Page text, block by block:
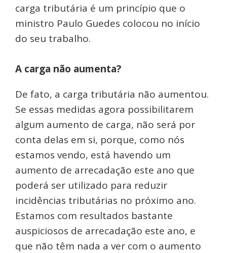
carga tributária é um princípio que o
ministro Paulo Guedes colocou no início
do seu trabalho.
A carga não aumenta?
De fato, a carga tributária não aumentou.
Se essas medidas agora possibilitarem
algum aumento de carga, não será por
conta delas em si, porque, como nós
estamos vendo, está havendo um
aumento de arrecadação este ano que
poderá ser utilizado para reduzir
incidências tributárias no próximo ano.
Estamos com resultados bastante
auspiciosos de arrecadação este ano, e
que não têm nada a ver com o aumento